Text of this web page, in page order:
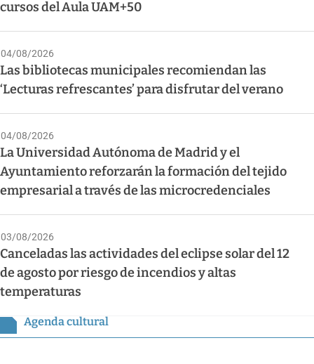
cursos del Aula UAM+50
04/08/2026
Las bibliotecas municipales recomiendan las
‘Lecturas refrescantes’ para disfrutar del verano
04/08/2026
La Universidad Autónoma de Madrid y el
Ayuntamiento reforzarán la formación del tejido
empresarial a través de las microcredenciales
03/08/2026
Canceladas las actividades del eclipse solar del 12
de agosto por riesgo de incendios y altas
temperaturas
Agenda cultural